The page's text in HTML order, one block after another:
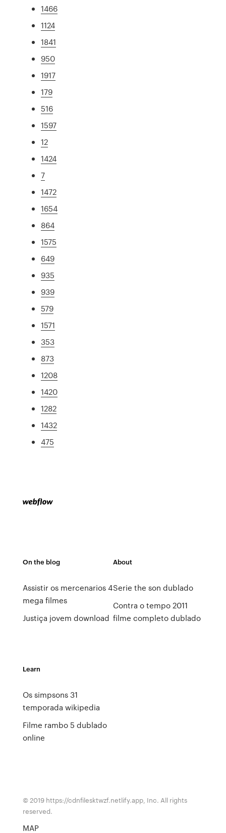
1466
1124
1841
950
1917
179
516
1597
12
1424
7
1472
1654
864
1575
649
935
939
579
1571
353
873
1208
1420
1282
1432
475
On the blog
Assistir os mercenarios 4
mega filmes
Justiça jovem download
About
Serie the son dublado
Contra o tempo 2011
filme completo dublado
Learn
Os simpsons 31
temporada wikipedia
Filme rambo 5 dublado
online
© 2019 https://cdnfilesktwzf.netlify.app, Inc. All rights
reserved.
MAP